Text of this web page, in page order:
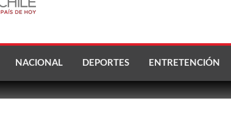
NACIONAL DEPORTES ENTRETENCIÓN